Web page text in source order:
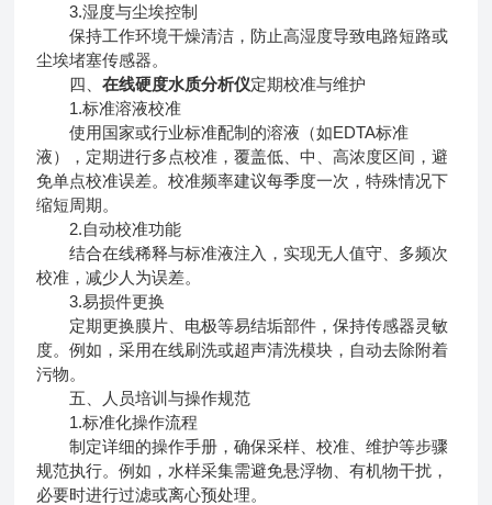
3.湿度与尘埃控制
保持工作环境干燥清洁，防止高湿度导致电路短路或
尘埃堵塞传感器。
四、在线硬度水质分析仪定期校准与维护
1.标准溶液校准
使用国家或行业标准配制的溶液（如EDTA标准
液），定期进行多点校准，覆盖低、中、高浓度区间，避
免单点校准误差。校准频率建议每季度一次，特殊情况下
缩短周期。
2.自动校准功能
结合在线稀释与标准液注入，实现无人值守、多频次
校准，减少人为误差。
3.易损件更换
定期更换膜片、电极等易结垢部件，保持传感器灵敏
度。例如，采用在线刷洗或超声清洗模块，自动去除附着
污物。
五、人员培训与操作规范
1.标准化操作流程
制定详细的操作手册，确保采样、校准、维护等步骤
规范执行。例如，水样采集需避免悬浮物、有机物干扰，
必要时进行过滤或离心预处理。